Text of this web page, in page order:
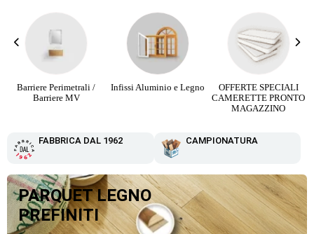
Infissi Aluminio e Legno
OFFERTE SPECIALI
Parquet Maxi Plancia 3
Strip da 12,90 €
FABBRICA DAL 1962 CAMPIONATURA
PARQUET LEGNO
PREFINITI